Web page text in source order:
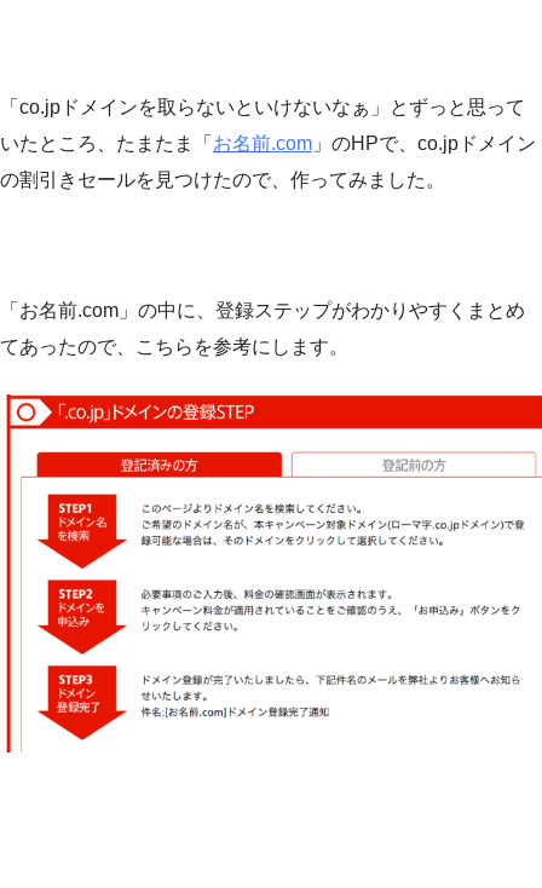
「co.jpドメインを取らないといけないなぁ」とずっと思って
いたところ、たまたま「 お名前.com 」のHPで、co.jpドメイン
の割引きセールを見つけたので、作ってみました。
「お名前.com」の中に、登録ステップがわかりやすくまとめ
てあったので、こちらを参考にします。